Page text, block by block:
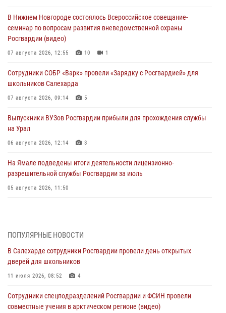
В Нижнем Новгороде состоялось Всероссийское совещание-
семинар по вопросам развития вневедомственной охраны
Росгвардии (видео)
07 августа 2026, 12:55 10 1
Сотрудники СОБР «Варк» провели «Зарядку с Росгвардией» для
школьников Салехарда
07 августа 2026, 09:14 5
Выпускники ВУЗов Росгвардии прибыли для прохождения службы
на Урал
06 августа 2026, 12:14 3
На Ямале подведены итоги деятельности лицензионно-
разрешительной службы Росгвардии за июль
05 августа 2026, 11:50
03 августа 2026, 07:21 2
Генерал-полковник Юрий Аверин выступил на Всероссийском
молодёжном образовательном форуме «Территория смыслов»
03 августа 2026, 06:54
Директор Росгвардии Герой России генерал армии Виктор Золотов
поздравил специалистов подразделений тыла с профессиональным
ПОПУЛЯРНЫЕ НОВОСТИ
В Салехарде сотрудники Росгвардии провели день открытых
дверей для школьников
11 июля 2026, 08:52 4
Сотрудники спецподразделений Росгвардии и ФСИН провели
совместные учения в арктическом регионе (видео)